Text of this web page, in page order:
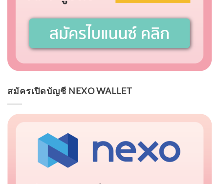
สมัครเปิดบัญชี NEXO WALLET